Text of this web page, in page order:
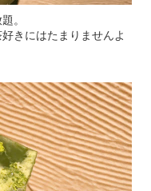
。
きにはたまりませんよ